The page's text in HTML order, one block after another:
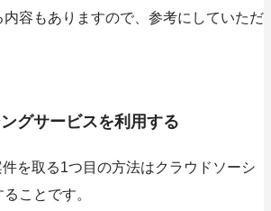
容もありますので、参考にしていただ
グサービスを利用する
を取る1つ目の方法はクラウドソーシ
ことです。